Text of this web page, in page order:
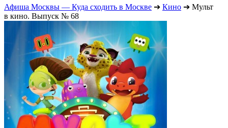
Афиша Москвы — Куда сходить в Москве ➔ Кино ➔ Мульт
в кино. Выпуск № 68